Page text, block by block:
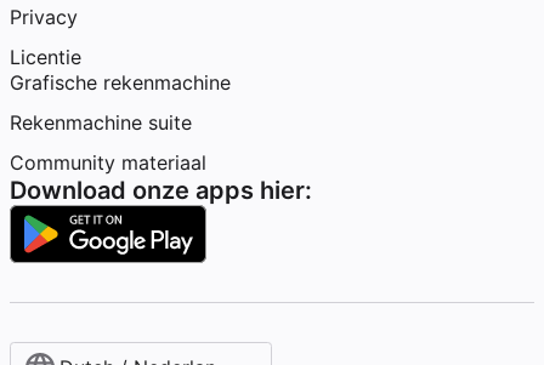
Privacy
Licentie
Grafische rekenmachine
Rekenmachine suite
Community materiaal
Download onze apps hier: